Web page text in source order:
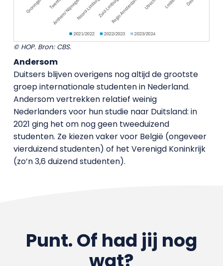
© HOP. Bron: CBS.
Andersom
Duitsers blijven overigens nog altijd de grootste
groep internationale studenten in Nederland.
Andersom vertrekken relatief weinig
Nederlanders voor hun studie naar Duitsland: in
2021 ging het om nog geen tweeduizend
studenten. Ze kiezen vaker voor België (ongeveer
vierduizend studenten) of het Verenigd Koninkrijk
(zo’n 3,6 duizend studenten).
Punt. Of had jij nog
wat?